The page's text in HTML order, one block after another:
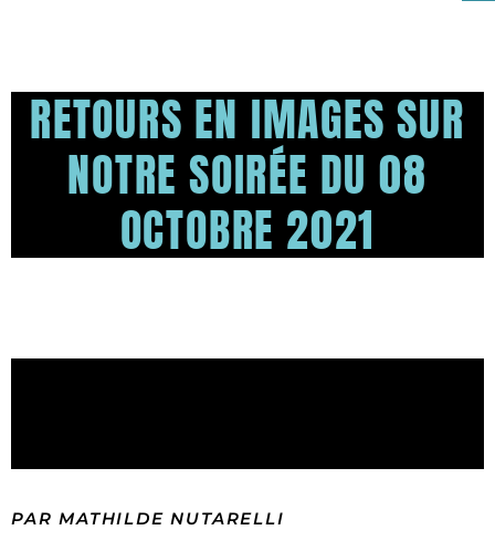
RETOURS EN IMAGES SUR
NOTRE SOIRÉE DU 08
OCTOBRE 2021
PAR MATHILDE NUTARELLI